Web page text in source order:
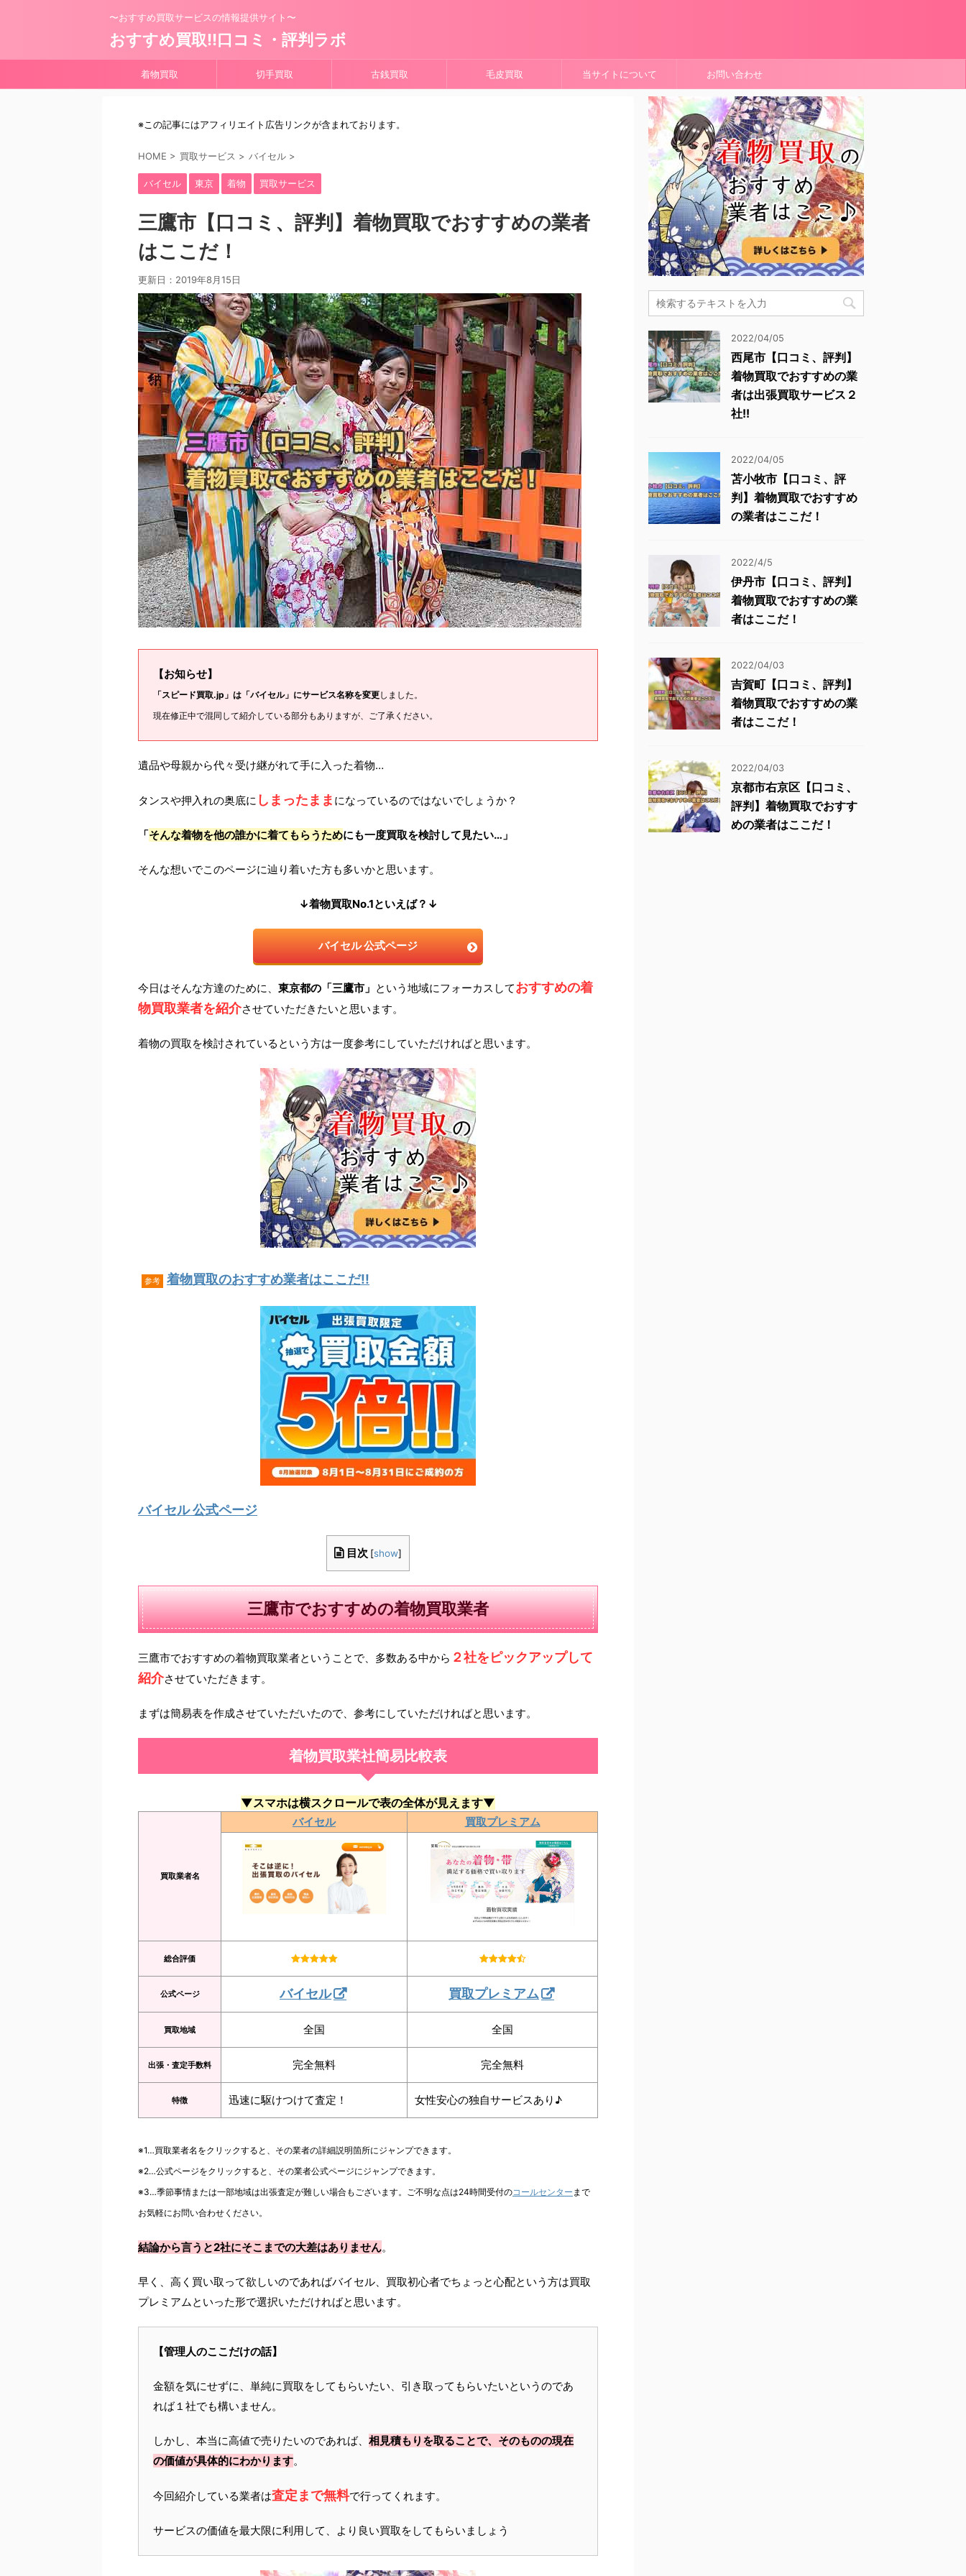
〜おすすめ買取サービスの情報提供サイト〜
おすすめ買取!!口コミ・評判ラボ
着物買取 切手買取 古銭買取 毛皮買取 当サイトについて お問い合わせ
※この記事にはアフィリエイト広告リンクが含まれております。
HOME > 買取サービス > バイセル >
バイセル 東京 着物 買取サービス
三鷹市【口コミ、評判】着物買取でおすすめの業者
はここだ！
更新日： 2019年8月15日
【お知らせ】
「スピード買取.jp」は「バイセル」にサービス名称を変更しました。
現在修正中で混同して紹介している部分もありますが、ご了承ください。
遺品や母親から代々受け継がれて手に入った着物…
タンスや押入れの奥底に しまったまま になっているのではないでしょうか？
「そんな着物を他の誰かに着てもらうためにも一度買取を検討して見たい…」
そんな想いでこのページに辿り着いた方も多いかと思います。
↓着物買取No.1といえば？↓
バイセル 公式ページ
今日はそんな方達のために、 東京都の「三鷹市」 という地域にフォーカスしておすすめの着
物買取業者を紹介させていただきたいと思います。
着物の買取を検討されているという方は一度参考にしていただければと思います。
参考 着物買取のおすすめ業者はここだ!!
バイセル 公式ページ
目次 [show]
三鷹市でおすすめの着物買取業者
三鷹市でおすすめの着物買取業者ということで、多数ある中から ２社をピックアップして
紹介させていただきます。
まずは簡易表を作成させていただいたので、参考にしていただければと思います。
着物買取業社簡易比較表
▼スマホは横スクロールで表の全体が見えます▼
買取業者名
バイセル 買取プレミアム
総合評価
公式ページ バイセル 買取プレミアム
買取地域 全国 全国
出張・査定手数料 完全無料 完全無料
特徴 迅速に駆けつけて査定！ 女性安心の独自サービスあり♪
※1…買取業者名をクリックすると、その業者の詳細説明箇所にジャンプできます。
※2…公式ページをクリックすると、その業者公式ページにジャンプできます。
※3…季節事情または一部地域は出張査定が難しい場合もございます。ご不明な点は24時間受付のコールセンター まで
お気軽にお問い合わせください。
結論から言うと2社にそこまでの大差はありません。
早く、高く買い取って欲しいのであればバイセル、買取初心者でちょっと心配という方は買取
プレミアムといった形で選択いただければと思います。
【管理人のここだけの話】
金額を気にせずに、単純に買取をしてもらいたい、引き取ってもらいたいというのであ
れば１社でも構いません。
しかし、本当に高値で売りたいのであれば、 相見積もりを取ることで、そのものの現在
の価値が具体的にわかります。
今回紹介している業者は査定まで無料で行ってくれます。
サービスの価値を最大限に利用して、より良い買取をしてもらいましょう
2022/04/05
西尾市【口コミ、評判】
着物買取でおすすめの業
者は出張買取サービス２
社!!
2022/04/05
苫小牧市【口コミ、評
判】着物買取でおすすめ
の業者はここだ！
2022/4/5
伊丹市【口コミ、評判】
着物買取でおすすめの業
者はここだ！
2022/04/03
吉賀町【口コミ、評判】
着物買取でおすすめの業
者はここだ！
2022/04/03
京都市右京区【口コミ、
評判】着物買取でおすす
めの業者はここだ！